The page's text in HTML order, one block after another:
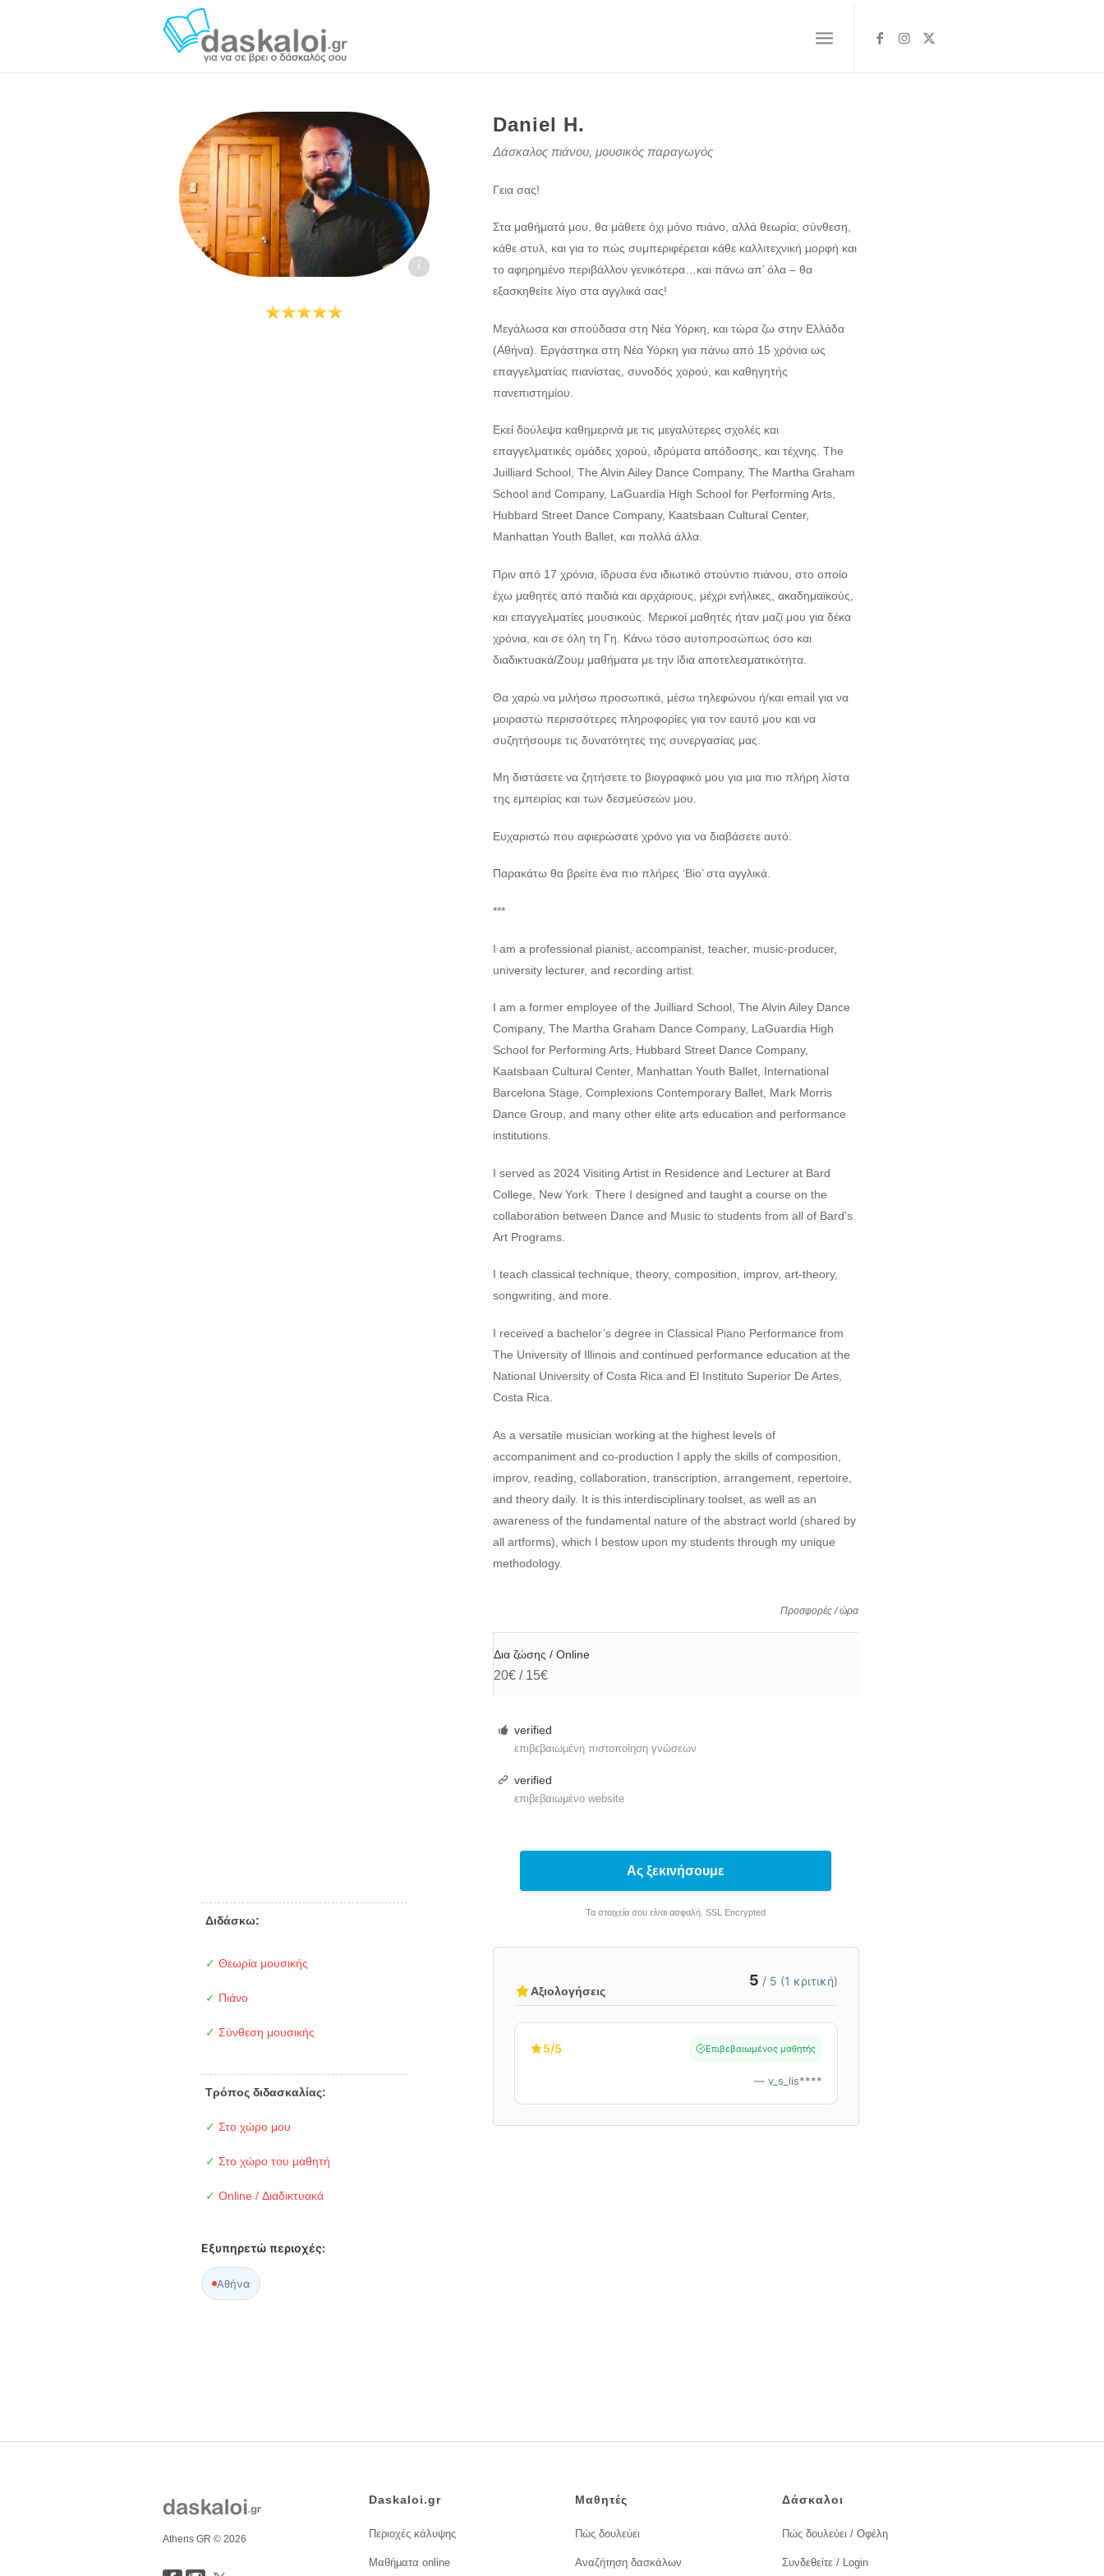
dhydemusic daskaloi.gr
Daniel H.
Δάσκαλος πιάνου, μουσικός παραγωγός
Γεια σας!
Στα μαθήματά μου, θα μάθετε όχι μόνο πιάνο, αλλά θεωρία, σύνθεση,
κάθε στυλ, και για το πώς συμπεριφέρεται κάθε καλλιτεχνική μορφή και
το αφηρημένο περιβάλλον γενικότερα…και πάνω απ’ όλα – θα
εξασκηθείτε λίγο στα αγγλικά σας!
Μεγάλωσα και σπούδασα στη Νέα Υόρκη, και τώρα ζω στην Ελλάδα
(Αθήνα). Εργάστηκα στη Νέα Υόρκη για πάνω από 15 χρόνια ως
επαγγελματίας πιανίστας, συνοδός χορού, και καθηγητής
πανεπιστημίου.
Εκεί δούλεψα καθημερινά με τις μεγαλύτερες σχολές και
επαγγελματικές ομάδες χορού, ιδρύματα απόδοσης, και τέχνης. The
Juilliard School, The Alvin Ailey Dance Company, The Martha Graham
School and Company, LaGuardia High School for Performing Arts,
Hubbard Street Dance Company, Kaatsbaan Cultural Center,
Manhattan Youth Ballet, και πολλά άλλα.
Πριν από 17 χρόνια, ίδρυσα ένα ιδιωτικό στούντιο πιάνου, στο οποίο
έχω μαθητές από παιδιά και αρχάριους, μέχρι ενήλικες, ακαδημαϊκούς,
και επαγγελματίες μουσικούς. Μερικοί μαθητές ήταν μαζί μου για δέκα
χρόνια, και σε όλη τη Γη. Κάνω τόσο αυτοπροσώπως όσο και
διαδικτυακά/Ζουμ μαθήματα με την ίδια αποτελεσματικότητα.
Θα χαρώ να μιλήσω προσωπικά, μέσω τηλεφώνου ή/και email για να
μοιραστώ περισσότερες πληροφορίες για τον εαυτό μου και να
συζητήσουμε τις δυνατότητες της συνεργασίας μας.
Μη διστάσετε να ζητήσετε το βιογραφικό μου για μια πιο πλήρη λίστα
της εμπειρίας και των δεσμεύσεών μου.
Ευχαριστώ που αφιερώσατε χρόνο για να διαβάσετε αυτό.
Παρακάτω θα βρείτε ένα πιο πλήρες ‘Bio’ στα αγγλικά.
***
I am a professional pianist, accompanist, teacher, music-producer,
university lecturer, and recording artist.
I am a former employee of the Juilliard School, The Alvin Ailey Dance
Company, The Martha Graham Dance Company, LaGuardia High
School for Performing Arts, Hubbard Street Dance Company,
Kaatsbaan Cultural Center, Manhattan Youth Ballet, International
Barcelona Stage, Complexions Contemporary Ballet, Mark Morris
Dance Group, and many other elite arts education and performance
institutions.
I served as 2024 Visiting Artist in Residence and Lecturer at Bard
College, New York. There I designed and taught a course on the
collaboration between Dance and Music to students from all of Bard’s
Art Programs.
I teach classical technique, theory, composition, improv, art-theory,
songwriting, and more.
I received a bachelor’s degree in Classical Piano Performance from
The University of Illinois and continued performance education at the
National University of Costa Rica and El Instituto Superior De Artes,
Costa Rica.
As a versatile musician working at the highest levels of
accompaniment and co-production I apply the skills of composition,
improv, reading, collaboration, transcription, arrangement, repertoire,
and theory daily. It is this interdisciplinary toolset, as well as an
awareness of the fundamental nature of the abstract world (shared by
all artforms), which I bestow upon my students through my unique
methodology.
Προσφορές / ώρα
Δια ζώσης / Online
20€ / 15€
verified
επιβεβαιωμένη πιστοποίηση γνώσεων
verified
επιβεβαιωμένο website
Διδάσκω:
✓ Θεωρία μουσικής
✓ Πιάνο
✓ Σύνθεση μουσικής
Τρόπος διδασκαλίας:
✓ Στο χώρο μου
✓ Στο χώρο του μαθητή
✓ Online / Διαδικτυακά
Εξυπηρετώ περιοχές:
Αθήνα
Ας ξεκινήσουμε
Τα στοιχεία σου είναι ασφαλή. SSL Encrypted
Αξιολογήσεις
5 / 5 (1 κριτική)
5/5 Επιβεβαιωμένος μαθητής
— v_s_lis****
Athens GR © 2026
Daskaloi.gr
Περιοχές κάλυψης
Μαθήματα online
Μαθητές
Πώς δουλεύει
Αναζήτηση δασκάλων
Δάσκαλοι
Πώς δουλεύει / Οφέλη
Συνδεθείτε / Login